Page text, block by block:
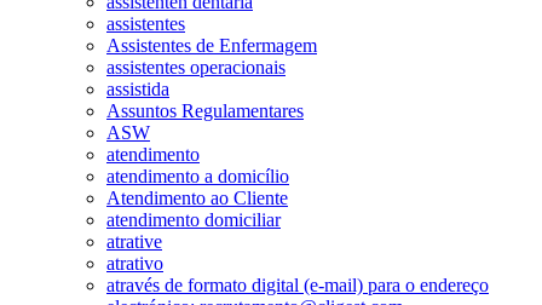
assistentes
Assistentes de Enfermagem
assistentes operacionais
assistida
Assuntos Regulamentares
ASW
atendimento
atendimento a domicílio
Atendimento ao Cliente
atendimento domiciliar
atrative
atrativo
através de formato digital (e-mail) para o endereço